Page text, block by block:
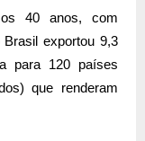
40 anos, com
exportou 9,3
para 120 países
que renderam